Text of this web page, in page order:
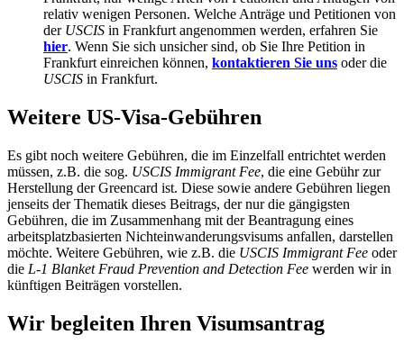
relativ wenigen Personen. Welche Anträge und Petitionen von
der USCIS in Frankfurt angenommen werden, erfahren Sie
hier. Wenn Sie sich unsicher sind, ob Sie Ihre Petition in
Frankfurt einreichen können, kontaktieren Sie uns oder die
USCIS in Frankfurt.
Weitere US-Visa-Gebühren
Es gibt noch weitere Gebühren, die im Einzelfall entrichtet werden
müssen, z.B. die sog. USCIS Immigrant Fee, die eine Gebühr zur
Herstellung der Greencard ist. Diese sowie andere Gebühren liegen
jenseits der Thematik dieses Beitrags, der nur die gängigsten
Gebühren, die im Zusammenhang mit der Beantragung eines
arbeitsplatzbasierten Nichteinwanderungsvisums anfallen, darstellen
möchte. Weitere Gebühren, wie z.B. die USCIS Immigrant Fee oder
die L-1 Blanket Fraud Prevention and Detection Fee werden wir in
künftigen Beiträgen vorstellen.
Wir begleiten Ihren Visumsantrag